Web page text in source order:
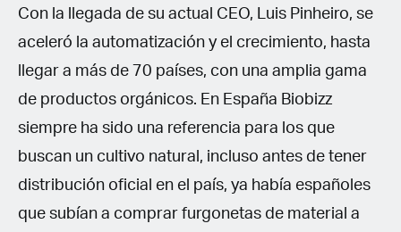
Con la llegada de su actual CEO, Luis Pinheiro, se
aceleró la automatización y el crecimiento, hasta
llegar a más de 70 países, con una amplia gama
de productos orgánicos. En España Biobizz
siempre ha sido una referencia para los que
buscan un cultivo natural, incluso antes de tener
distribución oficial en el país, ya había españoles
que subían a comprar furgonetas de material a